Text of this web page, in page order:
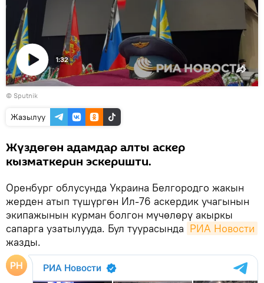
Видеону
көрсөтүү
1:32
© Sputnik
Жазылуу
Жүздөгөн адамдар алты аскер
кызматкерин эскеришти.
Оренбург облусунда Украина Белгородго жакын
жерден атып түшүргөн Ил-76 аскердик учагынын
экипажынын курман болгон мүчөлөрү акыркы
сапарга узатылууда. Бул туурасында РИА Новости
жазды.